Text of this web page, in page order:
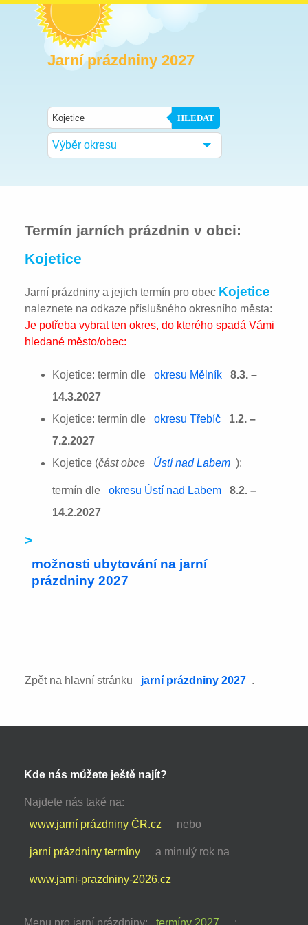
Jarní prázdniny 2027
HLEDAT
Výběr okresu
Termín jarních prázdnin v obci:
Kojetice
Jarní prázdniny a jejich termín pro obec Kojetice
naleznete na odkaze příslušného okresního města:
Je potřeba vybrat ten okres, do kterého spadá Vámi
hledané město/obec:
Kojetice: termín dle okresu Mělník
8.3. –
14.3.2027
Kojetice: termín dle
okresu Třebíč
1.2. –
7.2.2027
Kojetice (část obce Ústí nad Labem ):
termín dle okresu Ústí nad Labem
8.2. –
14.2.2027
>
možnosti ubytování na jarní
prázdniny 2027
Zpět na hlavní stránku jarní prázdniny 2027 .
Kde nás můžete ještě najít?
Najdete nás také na:
www.jarní prázdniny ČR.cz
nebo
jarní prázdniny termíny a minulý rok na
www.jarni-prazdniny-2026.cz